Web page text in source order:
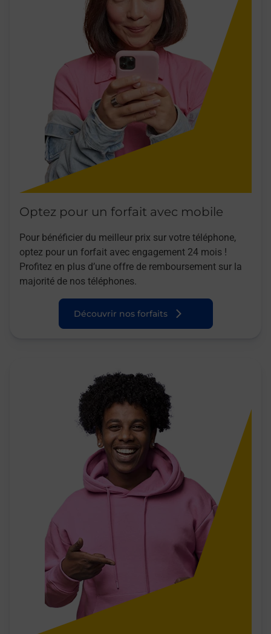
Optez pour un forfait avec mobile
Pour bénéficier du meilleur prix sur votre téléphone,
optez pour un forfait avec engagement 24 mois !
Profitez en plus d’une offre de remboursement sur la
majorité de nos téléphones.
Découvrir nos forfaits